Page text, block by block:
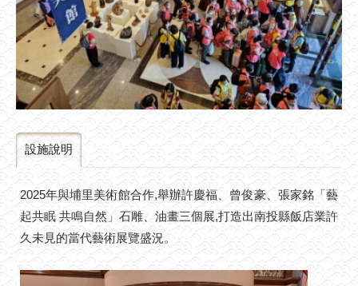
設施說明
2025年與埔里美術館合作,舉辦許慶福、曾俊豪、張家銘「藝
起共眠 共鳴自然」石雕、油畫三個展,打造出南投縣飯店業許
久未見的當代藝術展覽盛況。